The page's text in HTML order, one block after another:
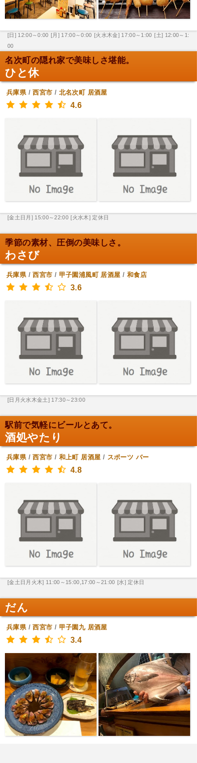
[日] 12:00～0:00 [月] 17:00～0:00 [火水木金] 17:00～1:00 [土] 12:00～1:
00
名次町の隠れ家で美味しさ堪能。
ひと休
兵庫県/西宮市 / 北名次町 居酒屋
4.6
[金土日月] 15:00～22:00 [火水木] 定休日
季節の素材、圧倒の美味しさ。
わさび
兵庫県/西宮市 / 甲子園浦風町 居酒屋 / 和食店
3.6
[日月火水木金土] 17:30～23:00
駅前で気軽にビールとあて。
酒処やたり
兵庫県/西宮市 / 和上町 居酒屋 / スポーツ バー
4.8
[金土日月火木] 11:00～15:00,17:00～21:00 [水] 定休日
だん
兵庫県/西宮市 / 甲子園九 居酒屋
3.4